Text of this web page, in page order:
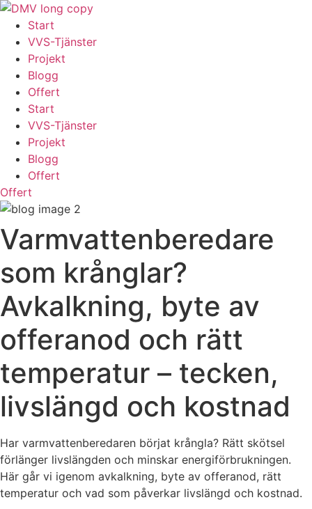
Skip
content
Start
VVS-Tjänster
Projekt
Blogg
Offert
Start
VVS-Tjänster
Projekt
Blogg
Offert
Offert
Varmvattenberedare
som krånglar?
Avkalkning, byte av
offeranod och rätt
temperatur – tecken,
livslängd och kostnad
Har varmvattenberedaren börjat krångla? Rätt skötsel
förlänger livslängden och minskar energiförbrukningen.
Här går vi igenom avkalkning, byte av offeranod, rätt
temperatur och vad som påverkar livslängd och kostnad.